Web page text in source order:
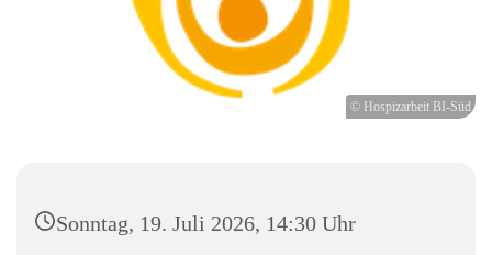
© Hospizarbeit BI-Süd
Sonntag, 19. Juli 2026, 14:30 Uhr